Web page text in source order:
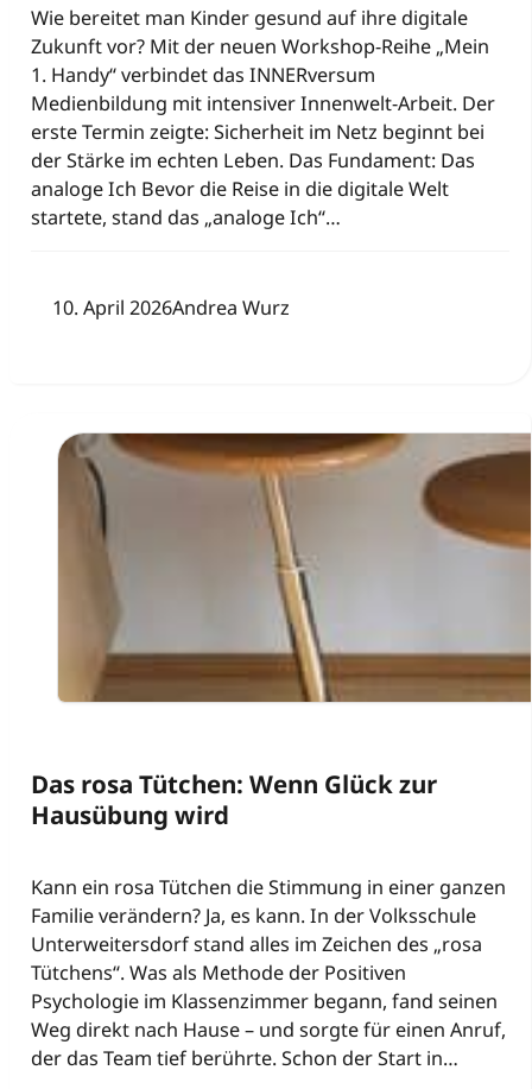
Wie bereitet man Kinder gesund auf ihre digitale
Zukunft vor? Mit der neuen Workshop-Reihe „Mein
1. Handy“ verbindet das INNERversum
Medienbildung mit intensiver Innenwelt-Arbeit. Der
erste Termin zeigte: Sicherheit im Netz beginnt bei
der Stärke im echten Leben. Das Fundament: Das
analoge Ich Bevor die Reise in die digitale Welt
startete, stand das „analoge Ich“…
10. April 2026Andrea Wurz
Das rosa Tütchen: Wenn Glück zur
Hausübung wird
Kann ein rosa Tütchen die Stimmung in einer ganzen
Familie verändern? Ja, es kann. In der Volksschule
Unterweitersdorf stand alles im Zeichen des „rosa
Tütchens“. Was als Methode der Positiven
Psychologie im Klassenzimmer begann, fand seinen
Weg direkt nach Hause – und sorgte für einen Anruf,
der das Team tief berührte. Schon der Start in…